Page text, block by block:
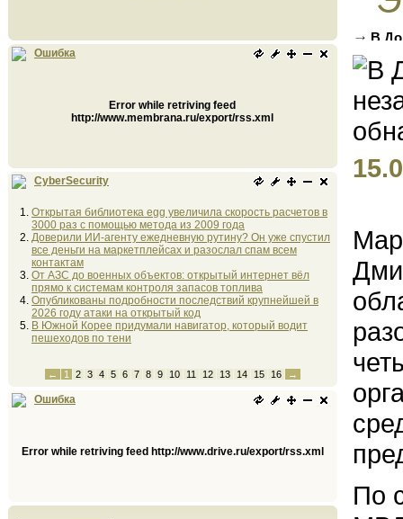
Ошибка
Error while retriving feed
http://www.membrana.ru/export/rss.xml
CyberSecurity
Открытая библиотека egg увеличила скорость расчетов в
3000 раз с помощью метода из 2009 года
Доверили ИИ-агенту ежедневную рутину? Он уже спустил
все деньги на маркетплейсах и разослал спам всем
контактам
От АЗС до военных объектов: открытый интернет вёл
прямо к системам контроля запасов топлива
Опубликованы подробности последствий крупнейшей в
2026 году атаки на открытый код
В Южной Корее придумали навигатор, который водит
пешеходов по тени
← 1 2 3 4 5 6 7 8 9 10 11 12 13 14 15 16 →
Ошибка
Error while retriving feed http://www.drive.ru/export/rss.xml
В
По